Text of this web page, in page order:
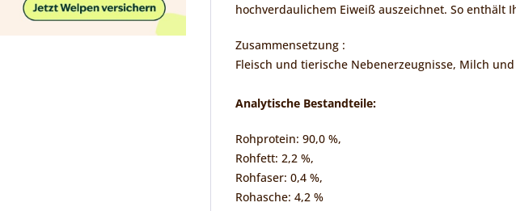
hochverdaulichem Eiweiß auszeichnet. So
Zusammensetzung :
Fleisch und tierische Nebenerzeugnisse, Milch
Analytische Bestandteile:
Rohprotein: 90,0 %,
Rohfett: 2,2 %,
Rohfaser: 0,4 %,
Rohasche: 4,2 %